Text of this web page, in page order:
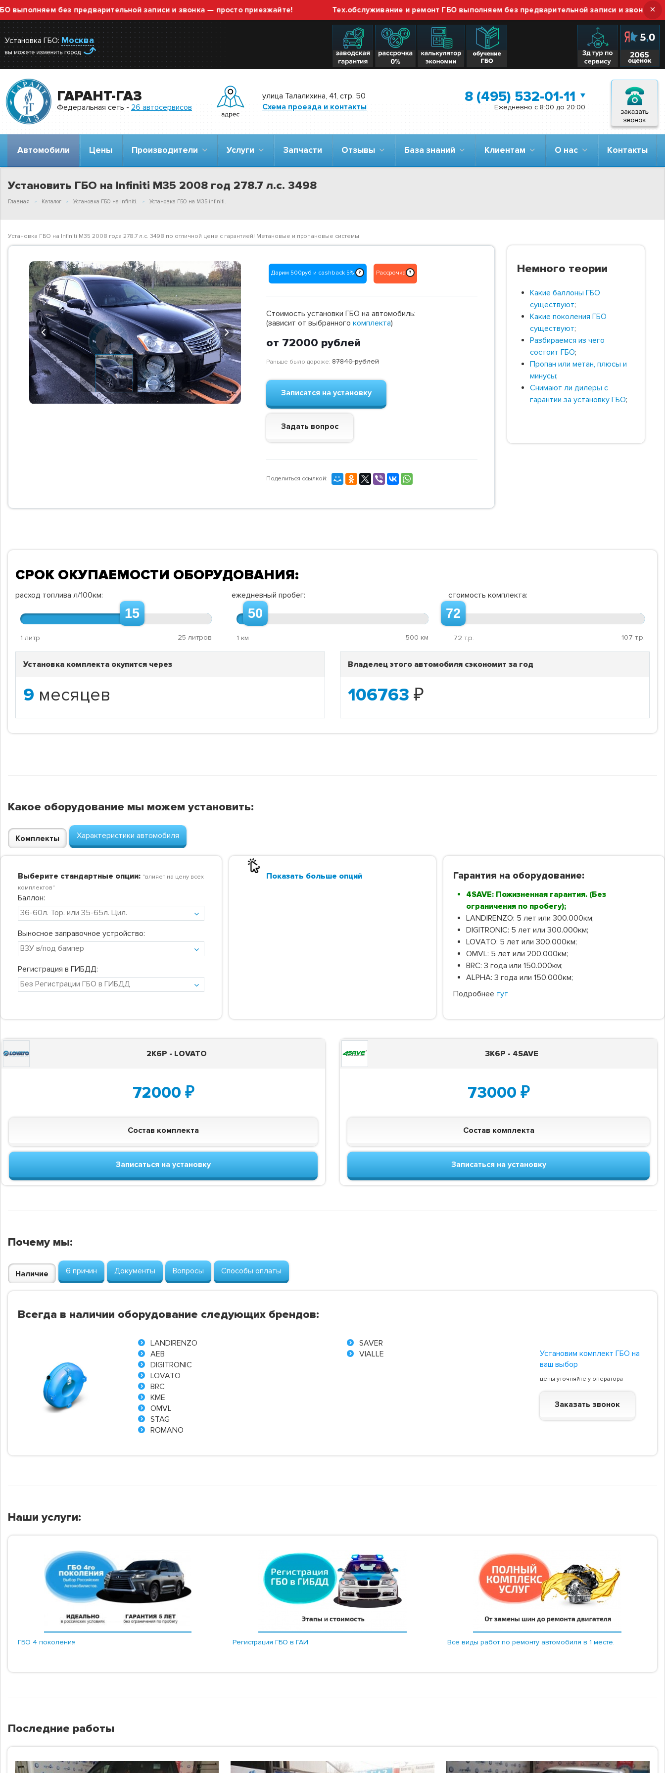
без предварительной записи и звонка — просто приезжайте! Тех.обслуживание и ремонт ГБО выполняем без предварительной записи и звонка — ×
Установка ГБО: Москва
ГАРАНТ-ГАЗ
Федеральная сеть - 26 автосервисов
улица Талалихина, 41, стр. 50
Схема проезда и контакты
8 (495) 532-01-11
Ежедневно с 8:00 до 20:00
Автомобили Цены Производители Услуги Запчасти Отзывы База знаний Клиентам О нас Контакты
Установить ГБО на Infiniti M35 2008 год 278.7 л.с. 3498
Главная Каталог Установка ГБО на Infiniti. Установка ГБО на M35 infiniti.
Установка ГБО на Infiniti M35 2008 года 278.7 л.с. 3498 по отличной цене с гарантией! Метановые и пропановые системы
Previous Next
Дарим 500руб и cashback 5% ? Рассрочка ?
Стоимость установки ГБО на автомобиль:
(зависит от выбранного комплекта)
от 72000 рублей
Раньше было дороже: 87840рублей
Записатся на установку
Задать вопрос
Поделиться ссылкой:
Немного теории
Какие баллоны ГБО
существуют;
Какие поколения ГБО
существуют;
Разбираемся из чего
состоит ГБО;
Пропан или метан, плюсы и
минусы;
Снимают ли дилеры с
гарантии за установку ГБО;
СРОК ОКУПАЕМОСТИ ОБОРУДОВАНИЯ:
расход топлива л/100км:
15
1 литр 25 литров
ежедневный пробег:
50
1 км 500 км
стоимость комплекта:
72
72 т.р. 107 т.р.
Установка комплекта окупится через
9 месяцев
Владелец этого автомобиля сэкономит за год
106763 ₽
Какое оборудование мы можем установить:
Комплекты Характеристики автомобиля
Выберите стандартные опции: "влияет на цену всех
комплектов"
Баллон:
Выносное заправочное устройство:
Регистрация в ГИБДД:
Показать больше опций Гарантия на оборудование:
4SAVE: Пожизненная гарантия. (Без
ограничения по пробегу);
LANDIRENZO: 5 лет или 300.000км;
DIGITRONIC: 5 лет или 300.000км;
LOVATO: 5 лет или 300.000км;
OMVL: 5 лет или 200.000км;
BRC: 3 года или 150.000км;
ALPHA: 3 года или 150.000км;
Подробнее тут
2K6P - LOVATO
72000 ₽
Состав комплекта
Записаться на установку
3K6P - 4SAVE
73000 ₽
Состав комплекта
Записаться на установку
Почему мы:
Наличие 6 причин Документы Вопросы Способы оплаты
Всегда в наличии оборудование следующих брендов:
LANDIRENZO
AEB
DIGITRONIC
LOVATO
BRC
KME
OMVL
STAG
ROMANO
SAVER
VIALLE
Установим комплект ГБО на
ваш выбор
цены уточняйте у оператора
Заказать звонок
Наши услуги:
ГБО 4 поколения Регистрация ГБО в ГАИ Все виды работ по ремонту автомобиля в 1 месте.
Последние работы